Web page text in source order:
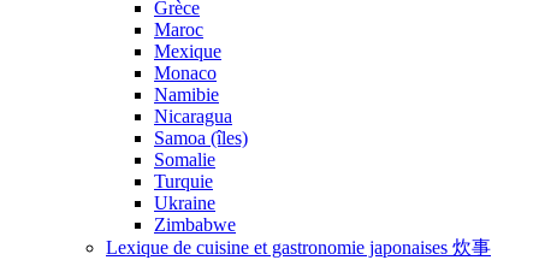
Grèce
Maroc
Mexique
Monaco
Namibie
Nicaragua
Samoa (îles)
Somalie
Turquie
Ukraine
Zimbabwe
Lexique de cuisine et gastronomie japonaises 炊事